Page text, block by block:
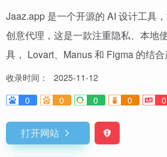
Jaaz.app 是一个开源的 AI 设计工具
创意代理，这是一款注重隐私、本地
具， Lovart、Manus 和 Figma 的结合
收录时间：
2025-11-12
0
0 0 0 0
打开网站